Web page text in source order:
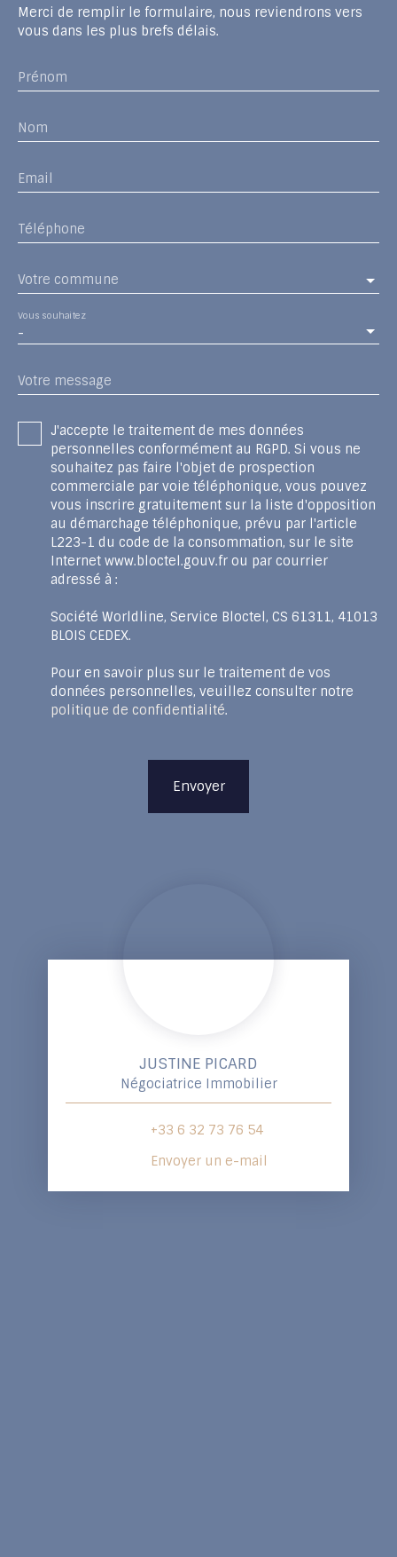
Merci de remplir le formulaire, nous reviendrons vers
vous dans les plus brefs délais.
Prénom
Nom
Email
Téléphone
Votre commune
-
Vous souhaitez
Votre message
J'accepte le traitement de mes données
personnelles conformément au RGPD. Si vous ne
souhaitez pas faire l'objet de prospection
commerciale par voie téléphonique, vous pouvez
vous inscrire gratuitement sur la liste d'opposition
au démarchage téléphonique, prévu par l'article
L223-1 du code de la consommation, sur le site
Internet www.bloctel.gouv.fr ou par courrier
adressé à :
Société Worldline, Service Bloctel, CS 61311, 41013
BLOIS CEDEX.
Pour en savoir plus sur le traitement de vos
données personnelles, veuillez consulter notre
politique de confidentialité.
Envoyer
JUSTINE PICARD
Négociatrice Immobilier
+33 6 32 73 76 54
Envoyer un e-mail